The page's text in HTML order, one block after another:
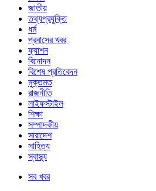
জাতীয়
তথ্যপ্রযুক্তি
ধর্ম
প্রবাসের খবর
ফ্যাশন
বিনোদন
বিশেষ প্রতিবেদন
মুক্তমত
রাজনীতি
লাইফস্টাইল
শিক্ষা
সম্পাদকীয়
সারাদেশ
সাহিত্য
স্বাস্থ্য
সব খবর